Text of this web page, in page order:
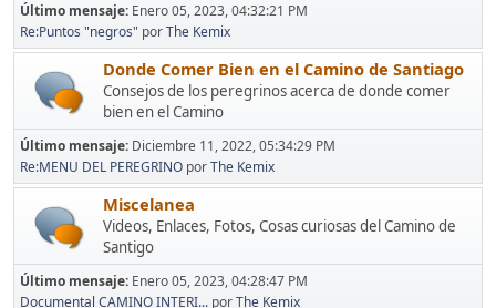
Último mensaje: Enero 05, 2023, 04:32:21 PM
Re:Puntos "negros" porThe Kemix
Donde Comer Bien en el Camino de Santiago
Consejos de los peregrinos acerca de donde comer
bien en el Camino
Último mensaje: Diciembre 11, 2022, 05:34:29 PM
Re:MENU DEL PEREGRINO porThe Kemix
Miscelanea
Videos, Enlaces, Fotos, Cosas curiosas del Camino de
Santigo
Último mensaje: Enero 05, 2023, 04:28:47 PM
Documental CAMINO INTERI... porThe Kemix